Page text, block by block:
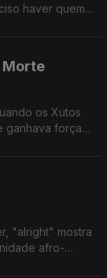
haver quem
Morte
os Xutos
ganhava força
"alright" mostra
afro-